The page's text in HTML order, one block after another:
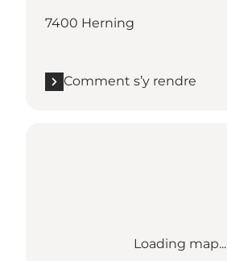
7400 Herning
Comment s’y rendre
Loading map...